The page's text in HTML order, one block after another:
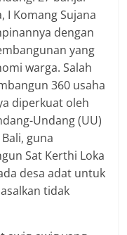
I Komang Sujana
dengan
yang
warga. Salah
360 usaha
diperkuat oleh
Undang (UU)
guna
Sat Kerthi Loka
desa adat untuk
tidak